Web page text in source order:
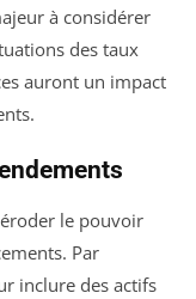
à considérer
des taux
auront un impact
le pouvoir
Par
inclure des actifs